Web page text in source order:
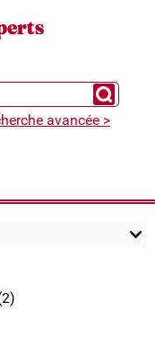
Chercher
avancée >